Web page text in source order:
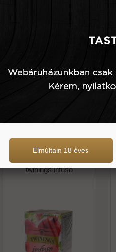
Málna-gránátalma
gyümölcstea filteres -
twinings infuso
Elmúltam 18 éves